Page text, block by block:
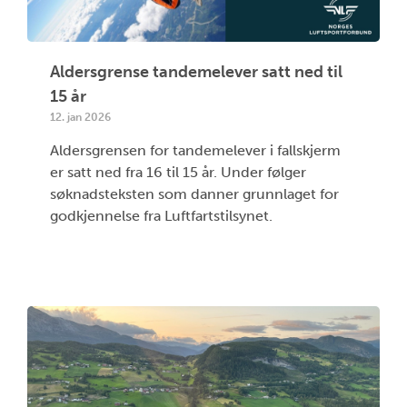
Aldersgrense tandemelever satt ned til
15 år
12. jan 2026
Aldersgrensen for tandemelever i fallskjerm
er satt ned fra 16 til 15 år. Under følger
søknadsteksten som danner grunnlaget for
godkjennelse fra Luftfartstilsynet.